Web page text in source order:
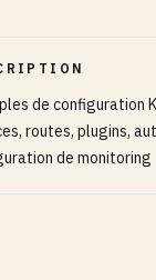
de configuration
routes, plugins,
de monitoring